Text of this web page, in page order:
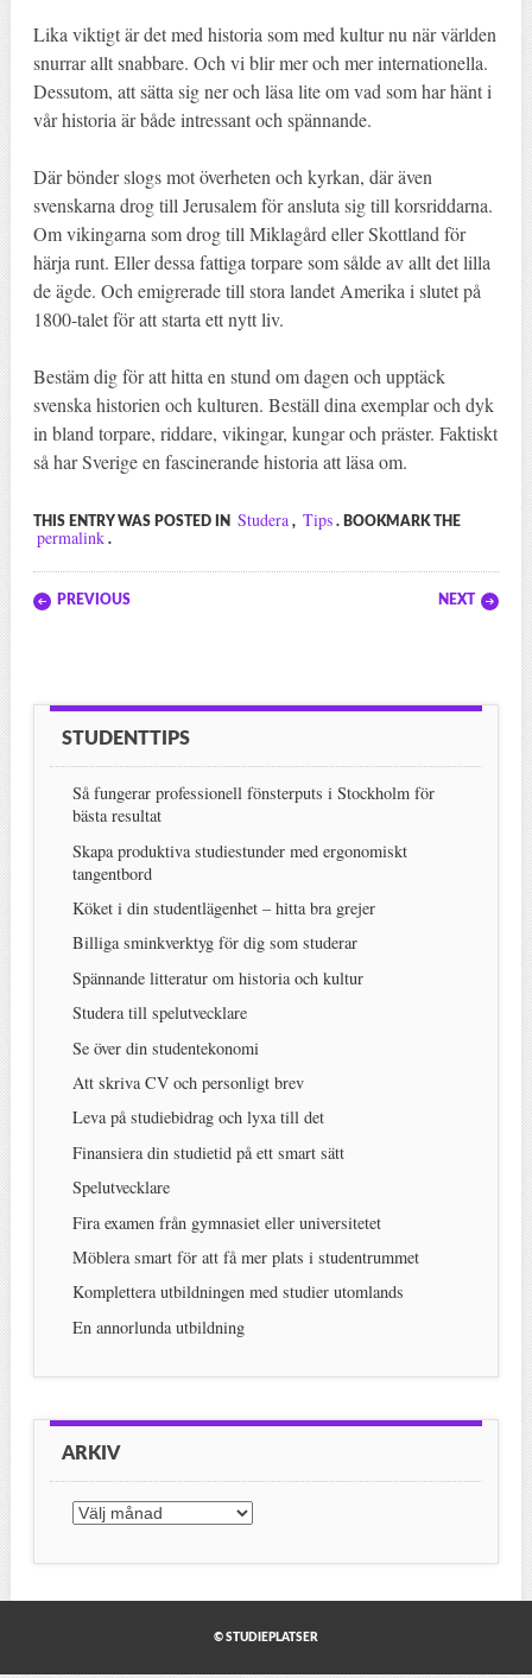
Lika viktigt är det med historia som med kultur nu när världen
snurrar allt snabbare. Och vi blir mer och mer internationella.
Dessutom, att sätta sig ner och läsa lite om vad som har hänt i
vår historia är både intressant och spännande.
Där bönder slogs mot överheten och kyrkan, där även
svenskarna drog till Jerusalem för ansluta sig till korsriddarna.
Om vikingarna som drog till Miklagård eller Skottland för
härja runt. Eller dessa fattiga torpare som sålde av allt det lilla
de ägde. Och emigrerade till stora landet Amerika i slutet på
1800-talet för att starta ett nytt liv.
Bestäm dig för att hitta en stund om dagen och upptäck
svenska historien och kulturen. Beställ dina exemplar och dyk
in bland torpare, riddare, vikingar, kungar och präster. Faktiskt
så har Sverige en fascinerande historia att läsa om.
THIS ENTRY WAS POSTED IN Studera , Tips . BOOKMARK THE
permalink .
Post navigation
PREVIOUS NEXT
STUDENTTIPS
Så fungerar professionell fönsterputs i Stockholm för
bästa resultat
Skapa produktiva studiestunder med ergonomiskt
tangentbord
Köket i din studentlägenhet – hitta bra grejer
Billiga sminkverktyg för dig som studerar
Spännande litteratur om historia och kultur
Studera till spelutvecklare
Se över din studentekonomi
Att skriva CV och personligt brev
Leva på studiebidrag och lyxa till det
Finansiera din studietid på ett smart sätt
Spelutvecklare
Fira examen från gymnasiet eller universitetet
Möblera smart för att få mer plats i studentrummet
Komplettera utbildningen med studier utomlands
En annorlunda utbildning
ARKIV
Arkiv
© STUDIEPLATSER